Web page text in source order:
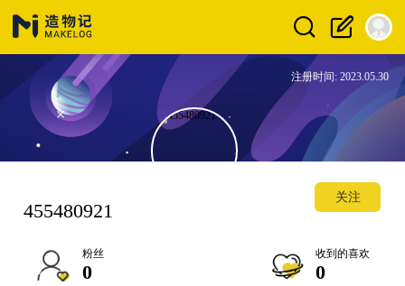
注册时间: 2023.05.30
455480921
关注
粉丝
0
收到的喜欢
0